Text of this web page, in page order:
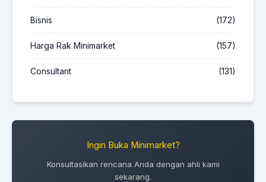
Bisnis (172)
Harga Rak Minimarket (157)
Consultant (131)
Ingin Buka Minimarket?
Konsultasikan rencana Anda dengan ahli kami
sekarang.